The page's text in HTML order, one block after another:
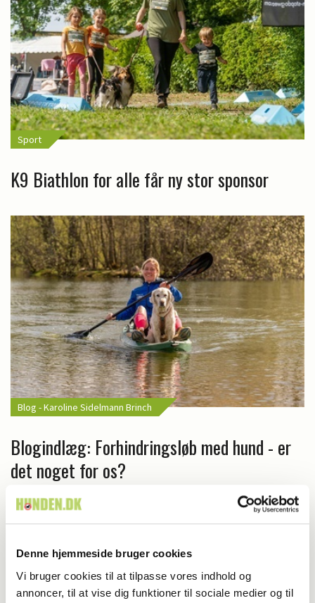
Denne hjemmeside bruger cookies
Vi bruger cookies til at tilpasse vores indhold og
annoncer, til at vise dig funktioner til sociale medier og til
Sport
K9 Biathlon for alle får ny stor sponsor
Blog - Karoline Sidelmann Brinch
Blogindlæg: Forhindringsløb med hund - er
det noget for os?